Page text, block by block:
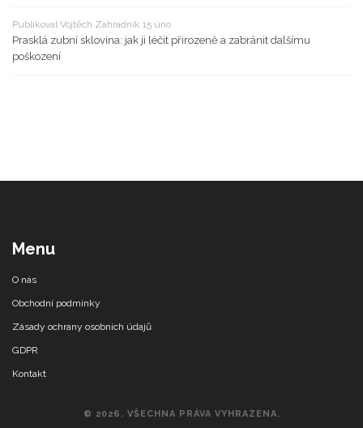
Publikoval Vojtěch Zahradník 15 úno
Prasklá zubní sklovina: jak ji léčit přirozeně a zabránit dalšímu
poškození
Menu
O nás
Obchodní podmínky
Zásady ochrany osobních údajů
GDPR
Kontakt
© 2026. VŠECHNA PRÁVA VYHRAZENA.